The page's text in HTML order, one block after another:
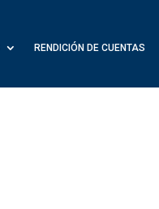
RENDICIÓN DE CUENTAS